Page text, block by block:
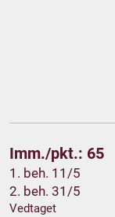
Imm./pkt.: 65
1. beh. 11/5
2. beh. 31/5
Vedtaget